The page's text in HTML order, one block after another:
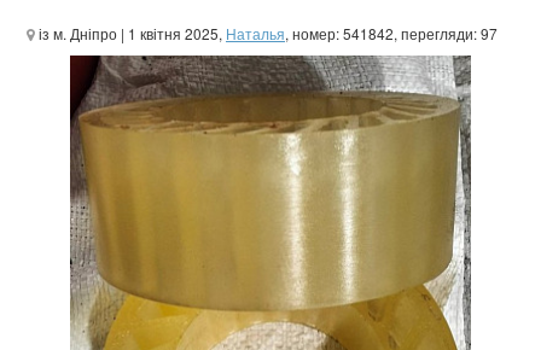
із м. Дніпро | 1 квітня 2025, Наталья, номер: 541842, перегляди: 97